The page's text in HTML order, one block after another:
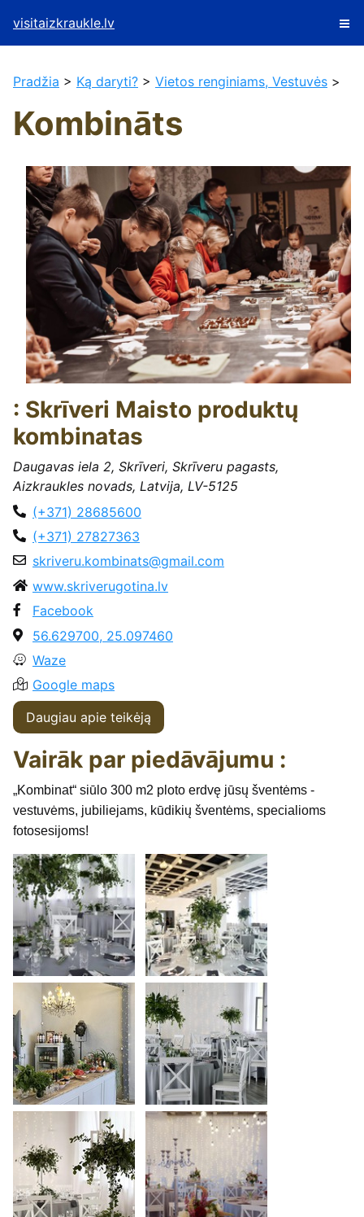
visitaizkraukle.lv
Pradžia > Ką daryti? > Vietos renginiams, Vestuvės >
Kombināts
: Skrīveri Maisto produktų
kombinatas
Daugavas iela 2, Skrīveri, Skrīveru pagasts,
Aizkraukles novads, Latvija, LV-5125
(+371) 28685600
(+371) 27827363
skriveru.kombinats@gmail.com
www.skriverugotina.lv
Facebook
56.629700, 25.097460
Waze
Google maps
Daugiau apie teikėją
Vairāk par piedāvājumu :
„Kombinat“ siūlo 300 m2 ploto erdvę jūsų šventėms -
vestuvėms, jubiliejams, kūdikių šventėms, specialioms
fotosesijoms!